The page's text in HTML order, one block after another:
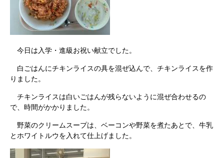
今日は入学・進級お祝い献立でした。
白ごはんにチキンライスの具を混ぜ込んで、チキンライスを作
りました。
チキンライスは白いごはんが残らないように混ぜ合わせるの
で、時間がかかりました。
野菜のクリームスープは、ベーコンや野菜を煮たあとで、牛乳
とホワイトルウを入れて仕上げました。